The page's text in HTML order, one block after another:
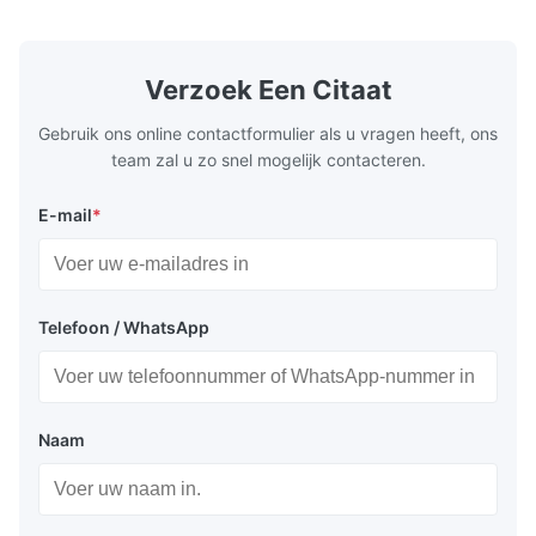
Instrumentendisplay
Verpakking en levering:
EPS-tray + kartonnen doos
Zeevracht of luchtvracht
Application: Measuring equipment display
Test equipment display Instrument display
Verzoek Een Citaat
Gebruik ons online contactformulier als u vragen heeft, ons
team zal u zo snel mogelijk contacteren.
E-mail*
Telefoon / WhatsApp
Naam